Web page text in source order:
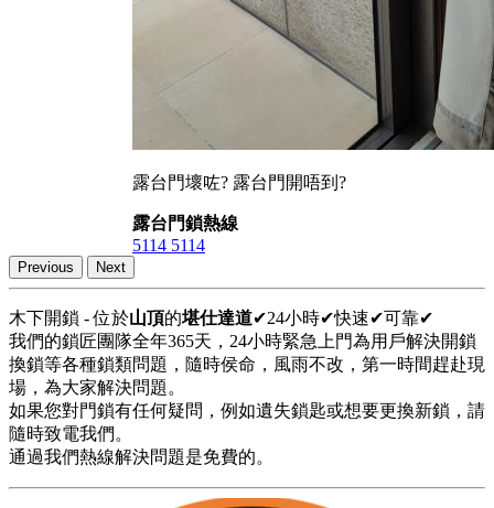
露台門壞咗? 露台門開唔到?
露台門鎖熱線
5114 5114
Previous Next
木下開鎖 - 位於山頂的堪仕達道✔24小時✔快速✔可靠✔
我們的鎖匠團隊全年365天，24小時緊急上門為用戶解決開鎖
換鎖等各種鎖類問題，隨時侯命，風雨不改，第一時間趕赴現
場，為大家解決問題。
如果您對門鎖有任何疑問，例如遺失鎖匙或想要更換新鎖，請
隨時致電我們。
通過我們熱線解決問題是免費的。